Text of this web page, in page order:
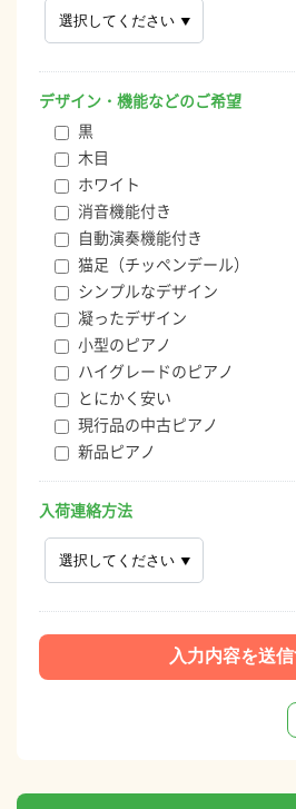
デザイン・機能などのご希望
黒
木目
ホワイト
消音機能付き
自動演奏機能付き
猫足（チッペンデール）
シンプルなデザイン
凝ったデザイン
小型のピアノ
ハイグレードのピアノ
とにかく安い
現行品の中古ピアノ
新品ピアノ
入荷連絡方法